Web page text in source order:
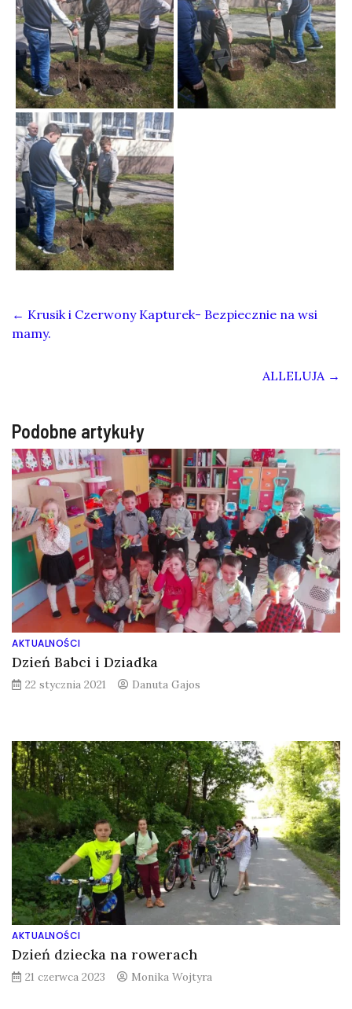
← Krusik i Czerwony Kapturek- Bezpiecznie na wsi
mamy.
ALLELUJA →
Podobne artykuły
AKTUALNOŚCI
Dzień Babci i Dziadka
22 stycznia 2021 Danuta Gajos
AKTUALNOŚCI
Dzień dziecka na rowerach
21 czerwca 2023 Monika Wojtyra